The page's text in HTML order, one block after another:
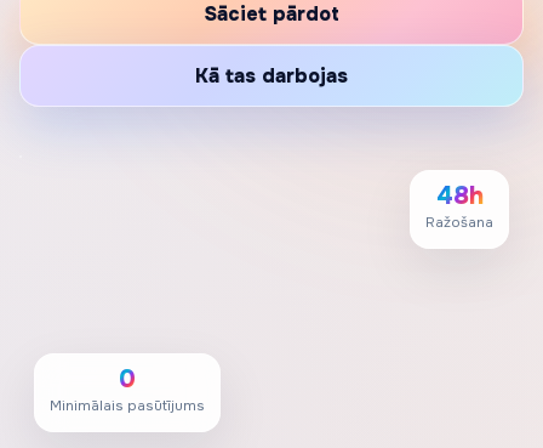
Sāciet pārdot
Kā tas darbojas
0
Minimālais pasūtījums
48h
Ražošana